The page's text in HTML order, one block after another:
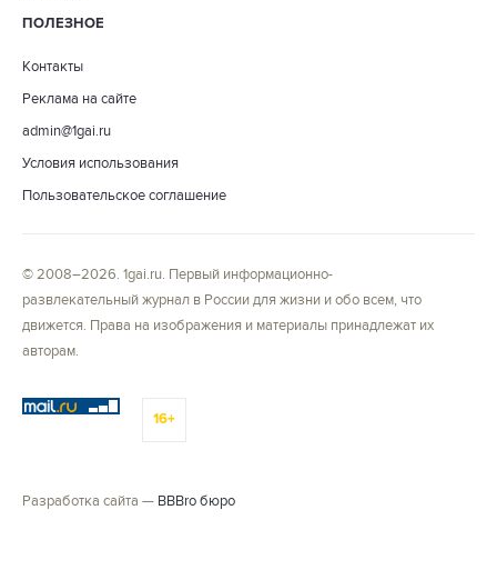
ПОЛЕЗНОЕ
Контакты
Реклама на сайте
admin@1gai.ru
Условия использования
Пользовательское соглашение
© 2008–2026. 1gai.ru. Первый информационно-
развлекательный журнал в России для жизни и обо всем, что
движется. Права на изображения и материалы принадлежат их
авторам.
16+
Разработка сайта — BBBro бюро